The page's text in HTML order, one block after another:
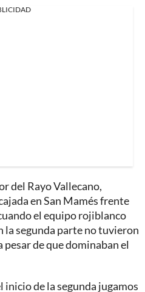
del Rayo Vallecano,
en San Mamés frente
el equipo rojiblanco
la segunda parte no tuvieron
pesar de que dominaban el
inicio de la segunda jugamos